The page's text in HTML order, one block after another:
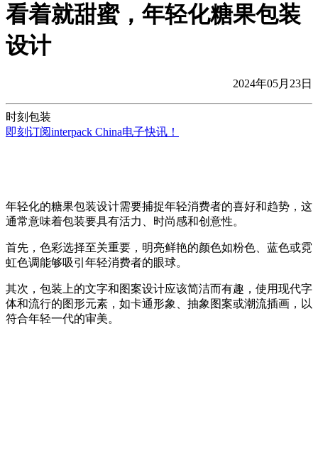
看着就甜蜜，年轻化糖果包装
设计
2024年05月23日
时刻包装
即刻订阅interpack China电子快讯！
年轻化的糖果包装设计需要捕捉年轻消费者的喜好和趋势，这
通常意味着包装要具有活力、时尚感和创意性。
首先，色彩选择至关重要，明亮鲜艳的颜色如粉色、蓝色或霓
虹色调能够吸引年轻消费者的眼球。
其次，包装上的文字和图案设计应该简洁而有趣，使用现代字
体和流行的图形元素，如卡通形象、抽象图案或潮流插画，以
符合年轻一代的审美。